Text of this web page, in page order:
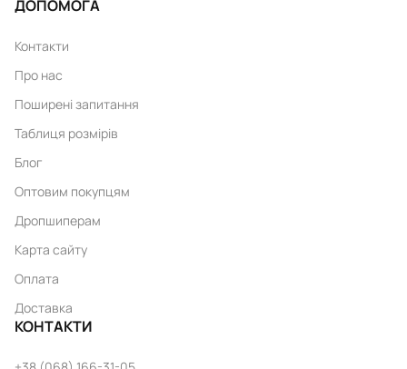
ДОПОМОГА
Контакти
Про нас
Поширені запитання
Таблиця розмірів
Блог
Оптовим покупцям
Дропшиперам
Карта сайту
Оплата
Доставка
КОНТАКТИ